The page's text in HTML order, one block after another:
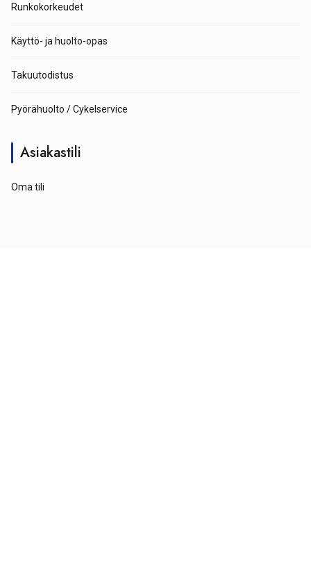
Runkokorkeudet
Käyttö- ja huolto-opas
Takuutodistus
Pyörähuolto / Cykelservice
Asiakastili
Oma tili